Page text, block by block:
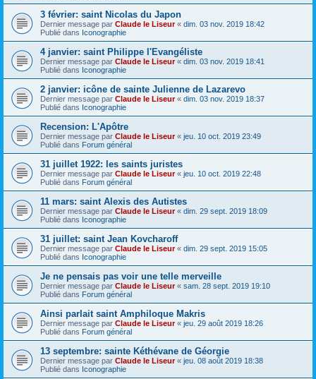
3 février: saint Nicolas du Japon
Dernier message par Claude le Liseur« dim. 03 nov. 2019 18:42
Publié dans Iconographie
4 janvier: saint Philippe l'Evangéliste
Dernier message par Claude le Liseur« dim. 03 nov. 2019 18:41
Publié dans Iconographie
2 janvier: icône de sainte Julienne de Lazarevo
Dernier message par Claude le Liseur« dim. 03 nov. 2019 18:37
Publié dans Iconographie
Recension: L'Apôtre
Dernier message par Claude le Liseur« jeu. 10 oct. 2019 23:49
Publié dans Forum général
31 juillet 1922: les saints juristes
Dernier message par Claude le Liseur« jeu. 10 oct. 2019 22:48
Publié dans Forum général
11 mars: saint Alexis des Autistes
Dernier message par Claude le Liseur« dim. 29 sept. 2019 18:09
Publié dans Iconographie
31 juillet: saint Jean Kovcharoff
Dernier message par Claude le Liseur« dim. 29 sept. 2019 15:05
Publié dans Iconographie
Je ne pensais pas voir une telle merveille
Dernier message par Claude le Liseur« sam. 28 sept. 2019 19:10
Publié dans Forum général
Ainsi parlait saint Amphiloque Makris
Dernier message par Claude le Liseur« jeu. 29 août 2019 18:26
Publié dans Forum général
13 septembre: sainte Kéthévane de Géorgie
Dernier message par Claude le Liseur« jeu. 08 août 2019 18:38
Publié dans Iconographie